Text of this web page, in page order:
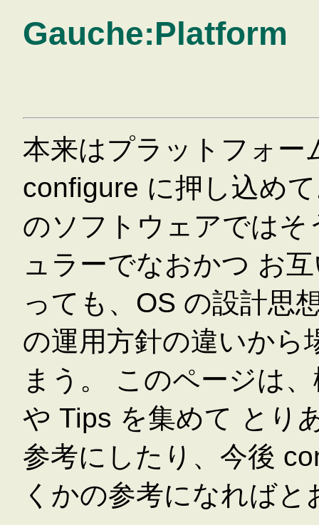
Gauche:Platform
本来はプラットフォー
configure に押し込め
のソフトウェアでは
ュラーでなおかつ お
っても、OS の設計思
の運用方針の違いから
まう。 このページは
や Tips を集めて とり
参考にしたり、今後
くかの参考になれば